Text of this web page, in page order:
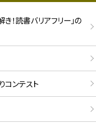
！読書バリアフリー」の
コンテスト